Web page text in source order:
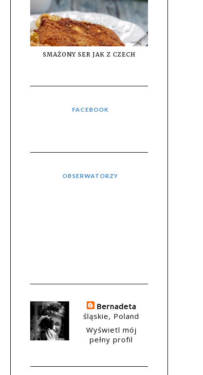
SMAŻONY SER JAK Z CZECH
FACEBOOK
OBSERWATORZY
Bernadeta
śląskie, Poland
Wyświetl mój
pełny profil